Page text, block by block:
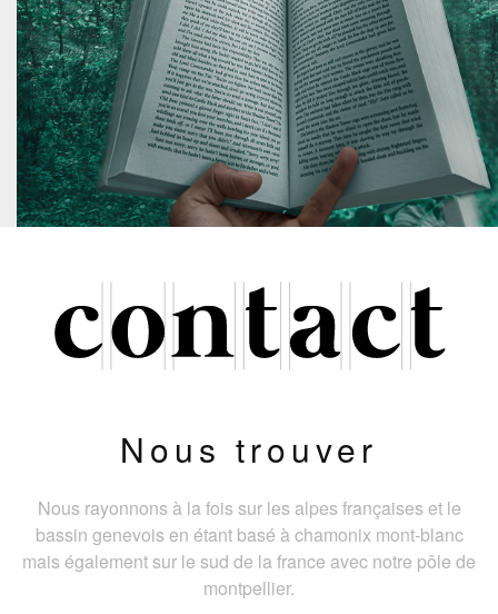
Nous trouver
Nous rayonnons à la fois sur les alpes françaises et le
bassin genevois en étant basé à chamonix mont-blanc
mais également sur le sud de la france avec notre pôle de
montpellier.